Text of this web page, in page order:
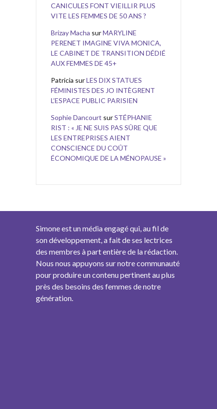
CANICULES FONT VIEILLIR PLUS
VITE LES FEMMES DE 50 ANS ?
Brizay Macha surMARYLINE
PERENET IMAGINE VIVA MONICA,
LE CABINET DE TRANSITION DÉDIÉ
AUX FEMMES DE 45+
Patricia surLES DIX STATUES
FÉMINISTES DES JO INTÈGRENT
L’ESPACE PUBLIC PARISIEN
Sophie Dancourt surSTÉPHANIE
RIST : « JE NE SUIS PAS SÛRE QUE
LES ENTREPRISES AIENT
CONSCIENCE DU COÛT
ÉCONOMIQUE DE LA MÉNOPAUSE »
Simone est un média engagé qui, au fil de
son développement, a fait de ses lectrices
des membres à part entière de la rédaction.
Nous nous appuyons sur notre communauté
pour produire un contenu pertinent au plus
près des besoins des femmes de notre
génération.